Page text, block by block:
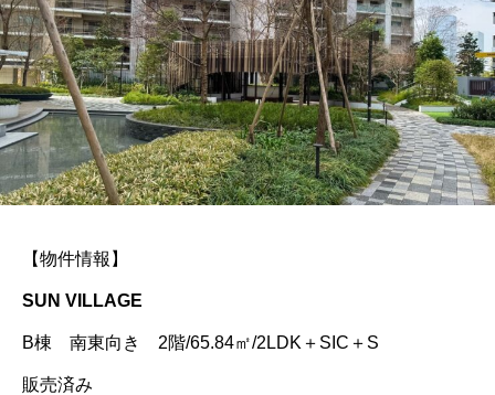
【物件情報】
SUN VILLAGE
B棟 南東向き 2階/65.84㎡/2LDK＋SIC＋S
販売済み